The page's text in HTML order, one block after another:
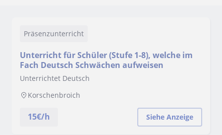
Präsenzunterricht
Unterricht für Schüler (Stufe 1-8), welche im
Fach Deutsch Schwächen aufweisen
Unterrichtet Deutsch
Korschenbroich
15€/h Siehe Anzeige